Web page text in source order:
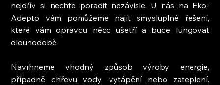
nejdřív si nechte poradit nezávisle. U nás na Eko-
Adepto vám pomůžeme najít smysluplné řešení,
které vám opravdu něco ušetří a bude fungovat
dlouhodobě.
Navrhneme vhodný způsob výroby energie,
případně ohřevu vody, vytápění nebo zateplení.